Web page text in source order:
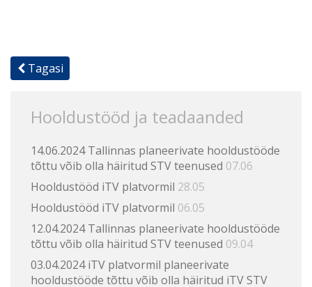
Tagasi
Hooldustööd ja teadaanded
14.06.2024 Tallinnas planeerivate hooldustööde
tõttu võib olla häiritud STV teenused 07.06
Hooldustööd iTV platvormil 28.05
Hooldustööd iTV platvormil 06.05
12.04.2024 Tallinnas planeerivate hooldustööde
tõttu võib olla häiritud STV teenused 09.04
03.04.2024 iTV platvormil planeerivate
hooldustööde tõttu võib olla häiritud iTV STV